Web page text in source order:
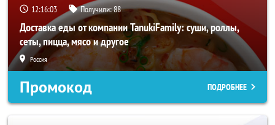
12:16:02 Получили:88
Доставка еды от компании TanukiFamily: суши, роллы,
сеты, пицца, мясо и другое
Россия
Промокод ПОДРОБНЕЕ